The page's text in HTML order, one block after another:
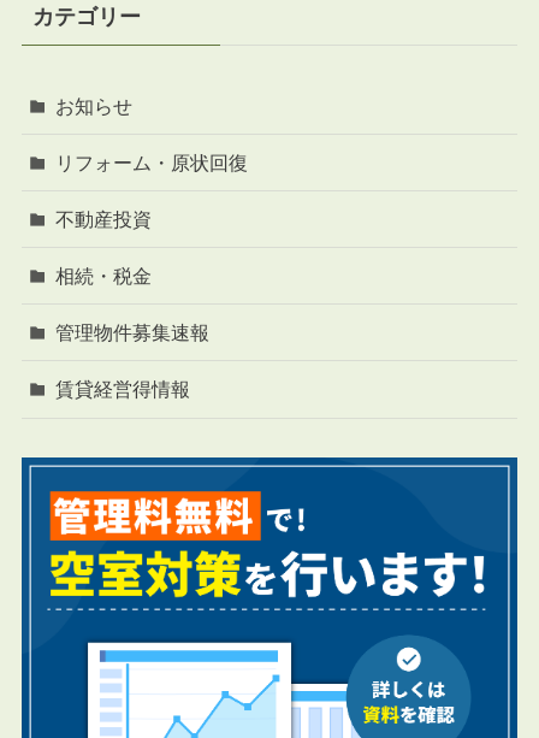
カテゴリー
お知らせ
リフォーム・原状回復
不動産投資
相続・税金
管理物件募集速報
賃貸経営得情報